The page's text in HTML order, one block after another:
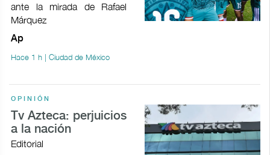
ante la mirada de Rafael
Márquez
Ap
Hace 1 h | Ciudad de México
OPINIÓN
Tv Azteca: perjuicios
a la nación
Editorial